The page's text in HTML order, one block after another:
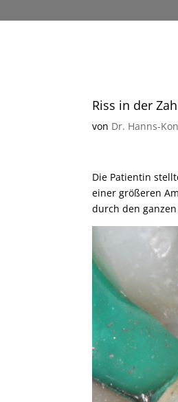
Riss in der
von Dr. Hanns-
Die Patientin
einer größeren
durch den